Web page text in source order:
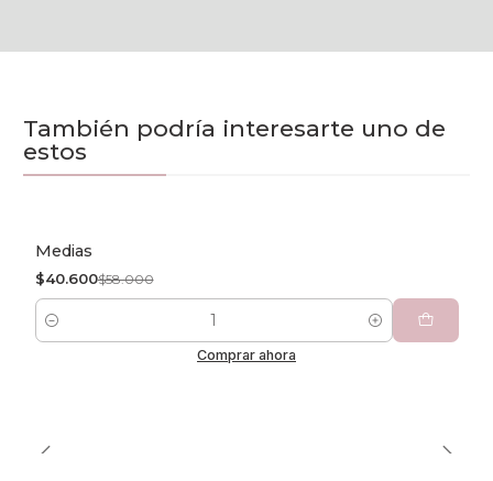
También podría interesarte uno de
estos
-30% OFF
Medias
$40.600$58.000
Cantidad
Comprar ahora